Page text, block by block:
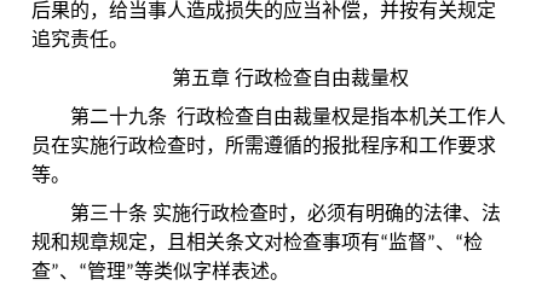
后果的，给当事人造成损失的应当补偿，并按有关规定
追究责任。
第五章 行政检查自由裁量权
第二十九条 行政检查自由裁量权是指本机关工作人
员在实施行政检查时，所需遵循的报批程序和工作要求
等。
第三十条 实施行政检查时，必须有明确的法律、法
规和规章规定，且相关条文对检查事项有“监督”、“检
查”、“管理”等类似字样表述。